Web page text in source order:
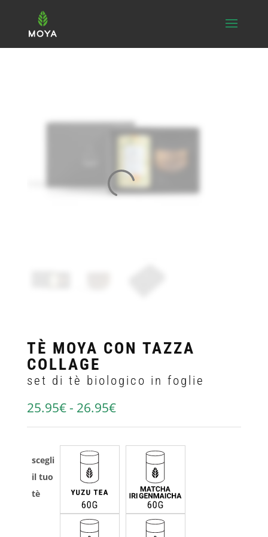
TÈ MOYA CON TAZZA
COLLAGE
set di tè biologico in foglie
25.95€- 26.95€
scegli
il tuo
tè